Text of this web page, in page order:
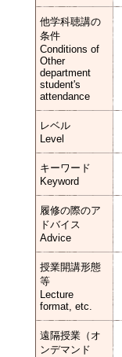
他学科聴講の
条件
Conditions of
Other
department
student's
attendance
レベル
Level
キーワード
Keyword
履修の際のア
ドバイス
Advice
授業開講形態
等
Lecture
format, etc.
遠隔授業（オ
ンデマンド